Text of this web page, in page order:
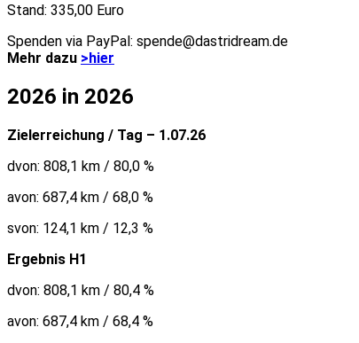
Stand: 335,00 Euro
Spenden via PayPal: spende@dastridream.de
Mehr dazu >hier
2026 in 2026
Zielerreichung / Tag – 1.07.26
dvon: 808,1 km / 80,0 %
avon: 687,4 km / 68,0 %
svon: 124,1 km / 12,3 %
Ergebnis H1
dvon: 808,1 km / 80,4 %
avon: 687,4 km / 68,4 %